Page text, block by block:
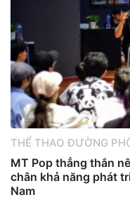
THỂ THAO ĐƯỜNG
MT Pop thẳng thắn
chân khả năng phát
Nam